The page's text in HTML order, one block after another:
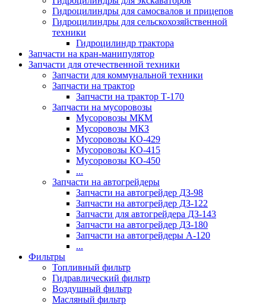
Гидроцилиндры для самосвалов и прицепов
Гидроцилиндры для сельскохозяйственной
техники
Гидроцилиндр трактора
Запчасти на кран-манипулятор
Запчасти для отечественной техники
Запчасти для коммунальной техники
Запчасти на трактор
Запчасти на трактор Т-170
Запчасти на мусоровозы
Мусоровозы МКМ
Мусоровозы МКЗ
Мусоровозы КО-429
Мусоровозы КО-415
Мусоровозы КО-450
...
Запчасти на автогрейдеры
Запчасти на автогрейдер ДЗ-98
Запчасти на автогрейдер ДЗ-122
Запчасти для автогрейдера ДЗ-143
Запчасти на автогрейдер ДЗ-180
Запчасти на автогрейдеры А-120
...
Фильтры
Топливный фильтр
Гидравлический фильтр
Воздушный фильтр
Масляный фильтр